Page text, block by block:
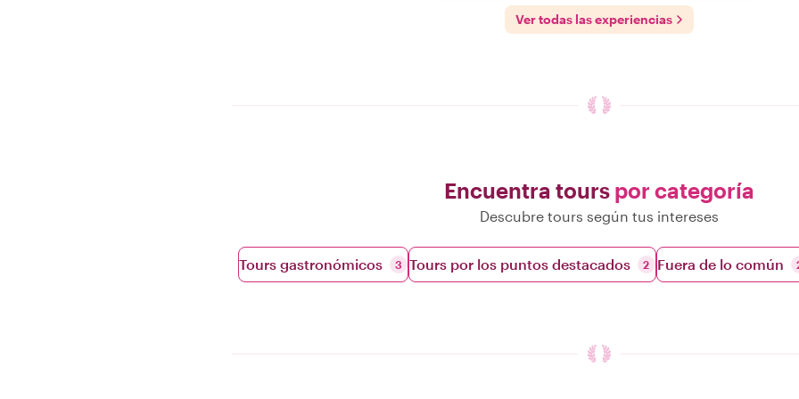
Ver todas las experiencias
Encuentra tours por categoría
Descubre tours según tus intereses
Tours gastronómicos 3 Tours por los puntos destacados 2 Fuera de lo común